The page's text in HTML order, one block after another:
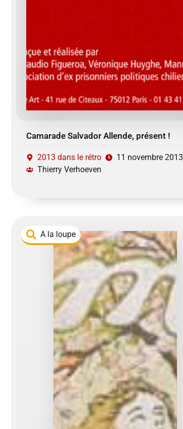
Camarade Salvador Allende, présent !
2013 dans le rétro
11 novembre 2013
Thierry Verhoeven
A la loupe